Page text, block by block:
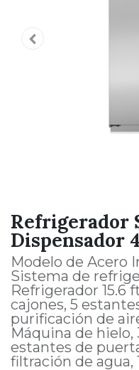
Refrigerador
Dispensador
Modelo de Acero
Sistema de
Refrigerador 15.6
cajones, 5
purificación de
Máquina de hielo,
estantes de
filtración de agua,